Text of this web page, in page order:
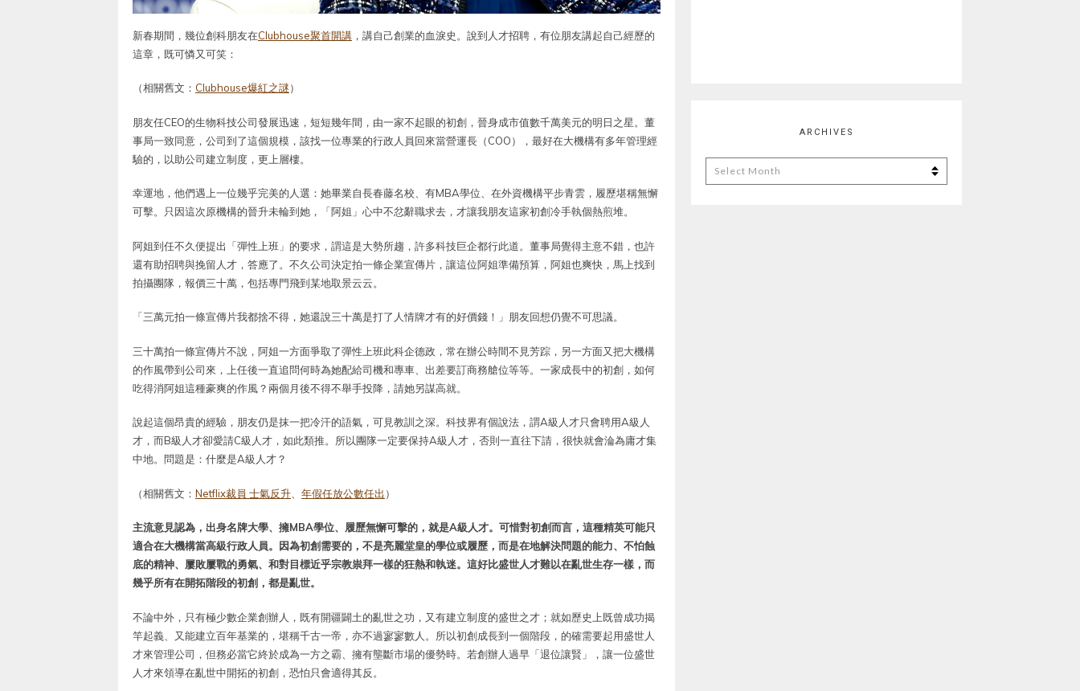
新春期間，幾位創科朋友在Clubhouse聚首開講 ，講自己創業的血淚史。說到人才招聘，有位朋友講起自己經歷的
這章，既可憐又可笑：
（相關舊文： Clubhouse爆紅之謎）
朋友任CEO的生物科技公司發展迅速，短短幾年間，由一家不起眼的初創，晉身成市值數千萬美元的明日之星。董
事局一致同意，公司到了這個規模，該找一位專業的行政人員回來當營運長（COO），最好在大機構有多年管理經
驗的，以助公司建立制度，更上層樓。
幸運地，他們遇上一位幾乎完美的人選：她畢業自長春藤名校、有MBA學位、在外資機構平步青雲，履歷堪稱無懈
可擊。只因這次原機構的晉升未輪到她，「阿姐」心中不忿辭職求去，才讓我朋友這家初創冷手執個熱煎堆。
阿姐到任不久便提出「彈性上班」的要求，謂這是大勢所趨，許多科技巨企都行此道。董事局覺得主意不錯，也許
還有助招聘與挽留人才，答應了。不久公司決定拍一條企業宣傳片，讓這位阿姐準備預算，阿姐也爽快，馬上找到
拍攝團隊，報價三十萬，包括專門飛到某地取景云云。
「三萬元拍一條宣傳片我都捨不得，她還說三十萬是打了人情牌才有的好價錢！」朋友回想仍覺不可思議。
三十萬拍一條宣傳片不說，阿姐一方面爭取了彈性上班此科企德政，常在辦公時間不見芳踪，另一方面又把大機構
的作風帶到公司來，上任後一直追問何時為她配給司機和專車、出差要訂商務艙位等等。一家成長中的初創，如何
吃得消阿姐這種豪爽的作風？兩個月後不得不舉手投降，請她另謀高就。
說起這個昂貴的經驗，朋友仍是抹一把冷汗的語氣，可見教訓之深。科技界有個說法，謂A級人才只會聘用A級人
才，而B級人才卻愛請C級人才，如此類推。所以團隊一定要保持A級人才，否則一直往下請，很快就會淪為庸才集
中地。問題是：什麼是A級人才？
（相關舊文： Netflix裁員 士氣反升 年假任放公數任出 ）
主流意見認為，出身名牌大學、擁MBA學位、履歷無懈可擊的，就是A級人才。可惜對初創而言，這種精英可能只
適合在大機構當高級行政人員。因為初創需要的，不是亮麗堂皇的學位或履歷，而是在地解決問題的能力、不怕蝕
底的精神、屢敗屢戰的勇氣、和對目標近乎宗教祟拜一樣的狂熱和執迷。這好比盛世人才難以在亂世生存一樣，而
幾乎所有在開拓階段的初創，都是亂世。
不論中外，只有極少數企業創辦人，既有開疆闢土的亂世之功，又有建立制度的盛世之才；就如歷史上既曾成功揭
竿起義、又能建立百年基業的，堪稱千古一帝，亦不過寥寥數人。所以初創成長到一個階段，的確需要起用盛世人
才來管理公司，但務必當它終於成為一方之霸、擁有壟斷市場的優勢時。若創辦人過早「退位讓賢」，讓一位盛世
人才來領導在亂世中開拓的初創，恐怕只會適得其反。
ARCHIVES
Archives